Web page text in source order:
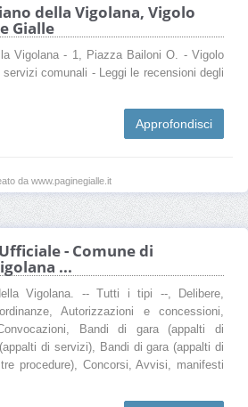
della Vigolana, Vigolo
Gialle
Vigolana - 1, Piazza Bailoni O. - Vigolo
comunali - Leggi le recensioni degli
Approfondisci
da www.paginegialle.it
- Comune di
...
Vigolana. -- Tutti i tipi --, Delibere,
Autorizzazioni e concessioni,
Bandi di gara (appalti di
di servizi), Bandi di gara (appalti di
procedure), Concorsi, Avvisi, manifesti